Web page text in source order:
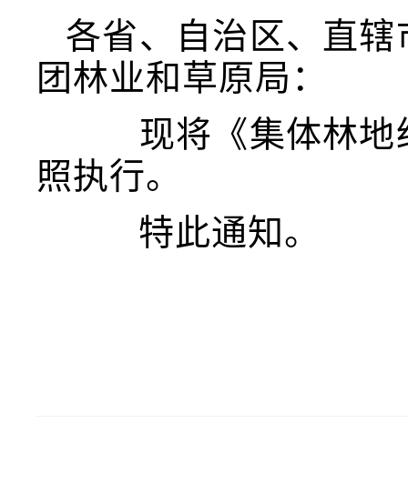
各省、自治区、直
团林业和草原局：
现将《集体林地
照执行。
特此通知。